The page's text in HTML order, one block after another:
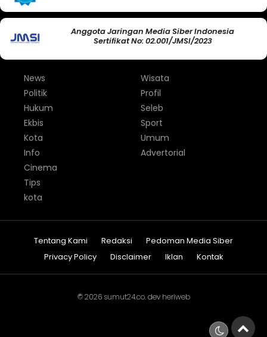
Anggota Jaringan Media Siber Indonesia
Sertifikat No: 02.001/JMSI/2023
News
Politik
Hukum
Ekbis
Kota
Info
Wisata
Profil
Seleb
Sport
Umum
Advertorial
Cinema
Tips
kota
Tentang Kami Redaksi
Pedoman Media Siber
Privacy Policy
Disclaimer Iklan Kontak
© 2026 sumut24.co. dev heriweb